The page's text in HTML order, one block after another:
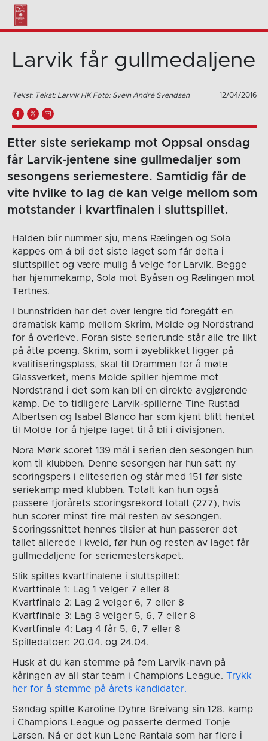
Larvik får gullmedaljene
Tekst: Tekst: Larvik HK Foto: Svein André Svendsen 12/04/2016
Etter siste seriekamp mot Oppsal onsdag
får Larvik-jentene sine gullmedaljer som
sesongens seriemestere. Samtidig får de
vite hvilke to lag de kan velge mellom som
motstander i kvartfinalen i sluttspillet.
Halden blir nummer sju, mens Rælingen og Sola
kappes om å bli det siste laget som får delta i
sluttspillet og være mulig å velge for Larvik. Begge
har hjemmekamp, Sola mot Byåsen og Rælingen mot
Tertnes.
I bunnstriden har det over lengre tid foregått en
dramatisk kamp mellom Skrim, Molde og Nordstrand
for å overleve. Foran siste serierunde står alle tre likt
på åtte poeng. Skrim, som i øyeblikket ligger på
kvalifiseringsplass, skal til Drammen for å møte
Glassverket, mens Molde spiller hjemme mot
Nordstrand i det som kan bli en direkte avgjørende
kamp. De to tidligere Larvik-spillerne Tine Rustad
Albertsen og Isabel Blanco har som kjent blitt hentet
til Molde for å hjelpe laget til å bli i divisjonen.
Nora Mørk scoret 139 mål i serien den sesongen hun
kom til klubben. Denne sesongen har hun satt ny
scoringspers i eliteserien og står med 151 før siste
seriekamp med klubben. Totalt kan hun også
passere fjorårets scoringsrekord totalt (277), hvis
hun scorer minst fire mål resten av sesongen.
Scoringssnittet hennes tilsier at hun passerer det
tallet allerede i kveld, før hun og resten av laget får
gullmedaljene for seriemesterskapet.
Slik spilles kvartfinalene i sluttspillet:
Kvartfinale 1: Lag 1 velger 7 eller 8
Kvartfinale 2: Lag 2 velger 6, 7 eller 8
Kvartfinale 3: Lag 3 velger 5, 6, 7 eller 8
Kvartfinale 4: Lag 4 får 5, 6, 7 eller 8
Spilledatoer: 20.04. og 24.04.
Husk at du kan stemme på fem Larvik-navn på
kåringen av all star team i Champions League. Trykk
her for å stemme på årets kandidater.
Søndag spilte Karoline Dyhre Breivang sin 128. kamp
i Champions League og passerte dermed Tonje
Larsen. Nå er det kun Lene Rantala som har flere i